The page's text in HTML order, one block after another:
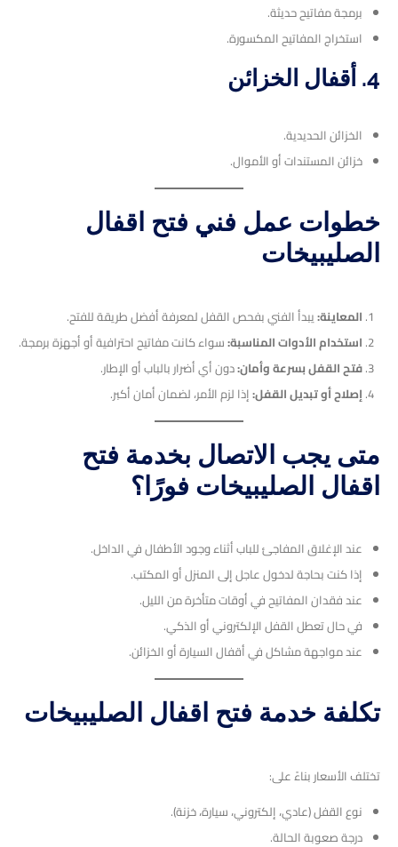
برمجة مفاتيح حديثة.
استخراج المفاتيح المكسورة.
4. أقفال الخزائن
الخزائن الحديدية.
خزائن المستندات أو الأموال.
خطوات عمل فني فتح اقفال
الصليبيخات
المعاينة:يبدأ الفني بفحص القفل لمعرفة أفضل طريقة للفتح.
استخدام الأدوات المناسبة:سواء كانت مفاتيح احترافية أو أجهزة برمجة.
فتح القفل بسرعة وأمان:دون أي أضرار بالباب أو الإطار.
إصلاح أو تبديل القفل:إذا لزم الأمر، لضمان أمان أكبر.
متى يجب الاتصال بخدمة فتح
اقفال الصليبيخات فورًا؟
عند الإغلاق المفاجئ للباب أثناء وجود الأطفال في الداخل.
إذا كنت بحاجة لدخول عاجل إلى المنزل أو المكتب.
عند فقدان المفاتيح في أوقات متأخرة من الليل.
في حال تعطل القفل الإلكتروني أو الذكي.
عند مواجهة مشاكل في أقفال السيارة أو الخزائن.
تكلفة خدمة فتح اقفال الصليبيخات
تختلف الأسعار بناءً على:
نوع القفل (عادي، إلكتروني، سيارة، خزنة).
درجة صعوبة الحالة.